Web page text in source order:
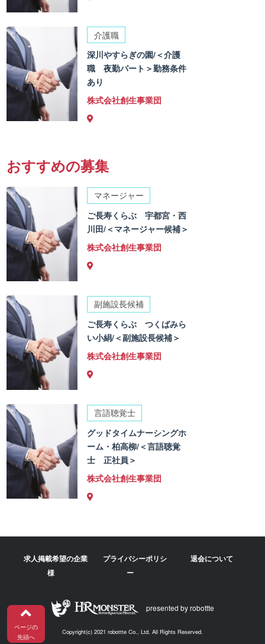
介護職
深川やすらぎの園/＜介護
職 夜勤パート＞勤務条件
あり
株式会社創生事業団
おすすめの募集
マネージャー
ご長寿くらぶ 宇都宮・西
川田/＜マネージャー候補＞
株式会社創生事業団
副施設長候補
ご長寿くらぶ つくばみら
い小絹/＜副施設長候補＞
株式会社創生事業団
言語聴覚士
グッドタイムナーシングホ
ーム・柏高柳/＜言語聴覚
士 正社員＞
株式会社創生事業団
ページの
先頭へ
求人掲載希望の企業
様
プライバシーポリシ
ー
退会について
presented by robottte
Copyright(c) 2021 robottte Co., Ltd. All Rights Reserved.